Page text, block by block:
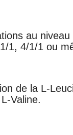
au
1, 4/1/1 ou
de la L-
Valine.